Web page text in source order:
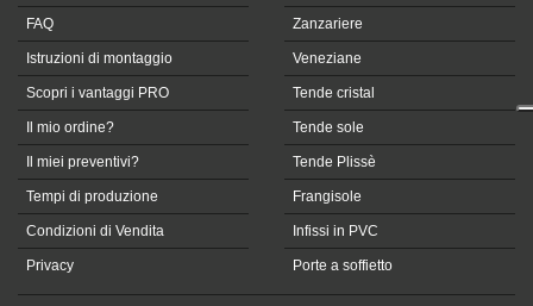
FAQ
Istruzioni di montaggio
Scopri i vantaggi PRO
Il mio ordine?
Il miei preventivi?
Tempi di produzione
Condizioni di Vendita
Privacy
Zanzariere
Veneziane
Tende cristal
Tende sole
Tende Plissè
Frangisole
Infissi in PVC
Porte a soffietto